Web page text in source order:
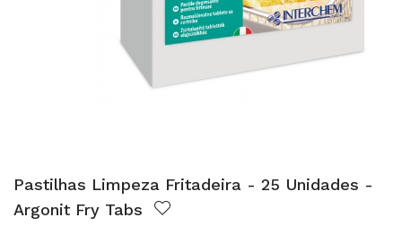
Pastilhas Limpeza Fritadeira - 25 Unidades -
Argonit Fry Tabs